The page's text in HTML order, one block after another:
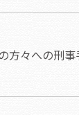
方々への刑